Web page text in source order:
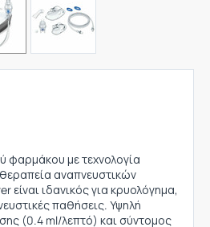
φαρμάκου με τεχνολογία
αναπνευστικών
είναι ιδανικός για κρυολόγημα,
παθήσεις. Υψηλή
(0.4 ml/λεπτό) και σύντομος